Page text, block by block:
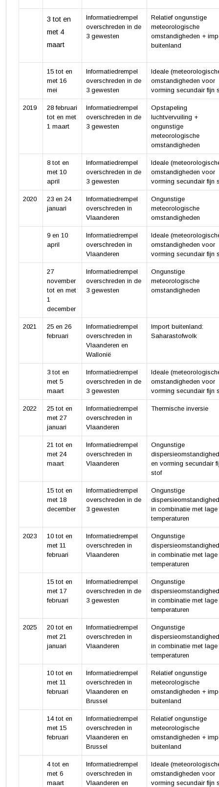
3 tot en
met 4
maart
Informatiedrempel
overschreden in de
3 gewesten
Relatief ongunstige
meteorologische
omstandigheden +
buitenland
15 tot en
met 16
mei
Informatiedrempel
overschreden in de
3 gewesten
Ideale
omstandigheden voor
vorming secundair fijn
2019
28 februari
tot en met
1 maart
Informatiedrempel
overschreden in de
3 gewesten
Opstapeling
luchtvervuiling +
ongunstige
meteorologische
omstandigheden
8 tot en
met 10
april
Informatiedrempel
overschreden in de
3 gewesten
Ideale
omstandigheden voor
vorming secundair fijn
2020
23 en 24
januari
Informatiedrempel
overschreden in
Vlaanderen
Ongunstige
meteorologische
omstandigheden
9 en 10
april
Informatiedrempel
overschreden in
Vlaanderen
Ideale
omstandigheden voor
vorming secundair fijn
27
november
tot en met
1
december
Informatiedrempel
overschreden in de
3 gewesten
Ongunstige
meteorologische
omstandigheden
2021
25 en 26
februari
Informatiedrempel
overschreden in
Vlaanderen en
Wallonië
Import buitenland:
Saharastofwolk
3 tot en
met 5
maart
Informatiedrempel
overschreden in de
3 gewesten
Ideale
omstandigheden voor
vorming secundair fijn
2022
25 tot en
met 27
januari
Informatiedrempel
overschreden in
Vlaanderen
Thermische inversie
21 tot en
met 24
maart
Informatiedrempel
overschreden in
Vlaanderen
Ongunstige
en vorming secundair
stof
15 tot en
met 18
december
Informatiedrempel
overschreden in de
3 gewesten
Ongunstige
in combinatie met lage
temperaturen
2023
10 tot en
met 11
februari
Informatiedrempel
overschreden in
Vlaanderen
Ongunstige
in combinatie met lage
temperaturen
15 tot en
met 17
februari
Informatiedrempel
overschreden in de
3 gewesten
Ongunstige
in combinatie met lage
temperaturen
2025
20 tot en
met 21
januari
Informatiedrempel
overschreden in
Vlaanderen
Ongunstige
in combinatie met lage
temperaturen
10 tot en
met 11
februari
Informatiedrempel
overschreden in
Vlaanderen en
Brussel
Relatief ongunstige
meteorologische
omstandigheden +
buitenland
14 tot en
met 15
februari
Informatiedrempel
overschreden in
Vlaanderen en
Brussel
Relatief ongunstige
meteorologische
omstandigheden +
buitenland
4 tot en
met 6
maart
Informatiedrempel
overschreden in
Vlaanderen en
Ideale
omstandigheden voor
vorming secundair fijn